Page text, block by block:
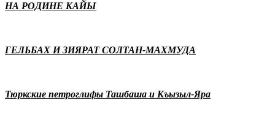
НА РОДИНЕ КАЙЫ
ГЕЛЬБАХ И ЗИЯРАТ СОЛТАН-МАХМУДА
Тюркские петроглифы Ташбаша и Къызыл-Яра